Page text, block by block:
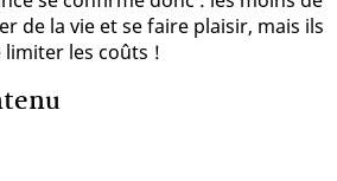
de la vie et se faire plaisir, mais ils
les coûts !